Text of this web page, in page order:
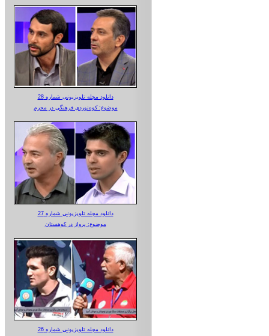
دانلود مجله تلویزیونی شماره 28
موضوع: کوه‌نوردی فرهنگی در محرم
دانلود مجله تلویزیونی شماره 27
موضوع: پرواز در کوهستان
دانلود مجله تلویزیونی شماره 26